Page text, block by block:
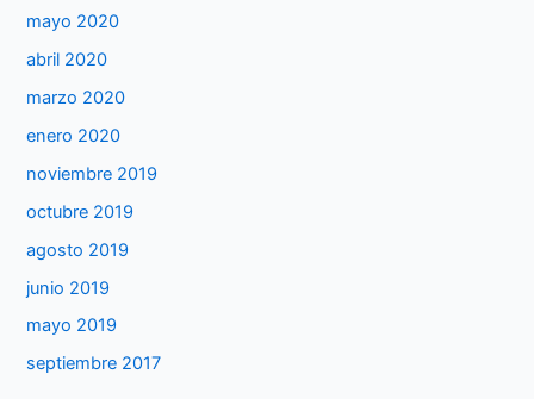
mayo 2020
abril 2020
marzo 2020
enero 2020
noviembre 2019
octubre 2019
agosto 2019
junio 2019
mayo 2019
septiembre 2017